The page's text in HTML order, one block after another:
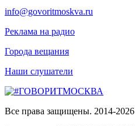
info@govoritmoskva.ru
Реклама на радио
Города вещания
Наши слушатели
Все права защищены. 2014-